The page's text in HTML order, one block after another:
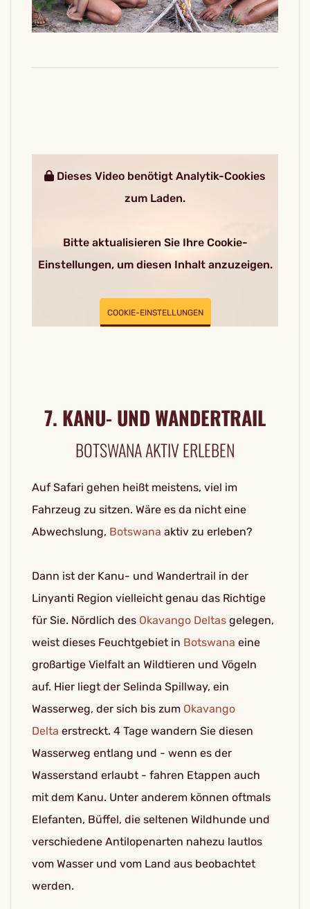
Dieses Video benötigt Analytik-Cookies
zum Laden.
Bitte aktualisieren Sie Ihre Cookie-
Einstellungen, um diesen Inhalt anzuzeigen.
COOKIE-EINSTELLUNGEN
7. KANU- UND WANDERTRAIL
BOTSWANA AKTIV ERLEBEN
Auf Safari gehen heißt meistens, viel im
Fahrzeug zu sitzen. Wäre es da nicht eine
Abwechslung, Botswana aktiv zu erleben?
Dann ist der Kanu- und Wandertrail in der
Linyanti Region vielleicht genau das Richtige
für Sie. Nördlich des Okavango Deltas gelegen,
weist dieses Feuchtgebiet in Botswana eine
großartige Vielfalt an Wildtieren und Vögeln
auf. Hier liegt der Selinda Spillway, ein
Wasserweg, der sich bis zum Okavango
Delta erstreckt. 4 Tage wandern Sie diesen
Wasserweg entlang und - wenn es der
Wasserstand erlaubt - fahren Etappen auch
mit dem Kanu. Unter anderem können oftmals
Elefanten, Büffel, die seltenen Wildhunde und
verschiedene Antilopenarten nahezu lautlos
vom Wasser und vom Land aus beobachtet
werden.